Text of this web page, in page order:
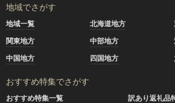
地域でさがす
地域一覧 北海道地方
関東地方
中部地方
中国地方
四国地方
おすすめ特集でさがす
おすすめ特集一覧
訳あり返礼品